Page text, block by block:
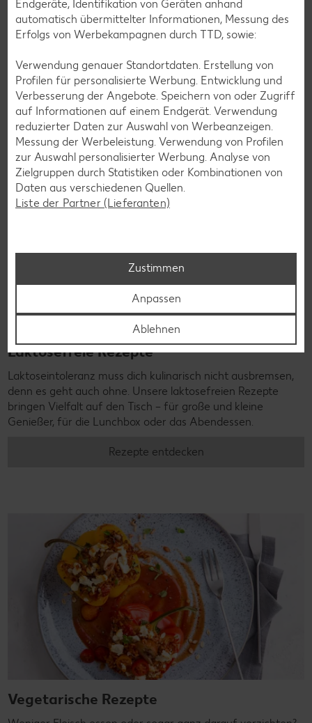
Wer auf Gluten verzichtet, muss nicht automatisch auf
Vielfalt und Geschmack verzichten. Ob süß oder herzhaft –
mit unseren glutenfreien Rezepten zauberst du dir Gerichte,
die nicht nur verträglich, sondern auch richtig lecker sind.
Rezepte entdecken
Laktosefreie Rezepte
Laktoseintoleranz muss dich kulinarisch nicht ausbremsen,
denn es geht auch ohne. Unsere laktosefreien Rezepte
bringen Vielfalt auf den Tisch – für große und kleine
Genießer, für die Lunchbox oder das Abendessen.
Rezepte entdecken
Vegetarische Rezepte
Endgeräte, Identifikation von Geräten anhand
automatisch übermittelter Informationen, Messung des
Erfolgs von Werbekampagnen durch TTD, sowie:
Verwendung genauer Standortdaten. Erstellung von
Profilen für personalisierte Werbung. Entwicklung und
Verbesserung der Angebote. Speichern von oder Zugriff
auf Informationen auf einem Endgerät. Verwendung
reduzierter Daten zur Auswahl von Werbeanzeigen.
Messung der Werbeleistung. Verwendung von Profilen
zur Auswahl personalisierter Werbung. Analyse von
Zielgruppen durch Statistiken oder Kombinationen von
Daten aus verschiedenen Quellen.
Liste der Partner (Lieferanten)
Zustimmen
Anpassen
Ablehnen